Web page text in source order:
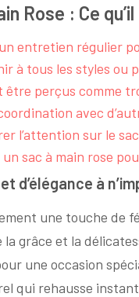
Rose : Ce
entretien régulier
à tous les styles ou
être perçus comme
avec
l’attention sur le
sac à main rose
d’élégance à
une touche de
grâce et la
une occasion
qui rehausse